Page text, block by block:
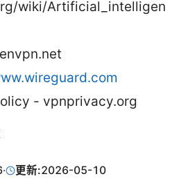
wiki/Artificial_intelligen
- vpnprivacy.org
· 更新:2026-05-10